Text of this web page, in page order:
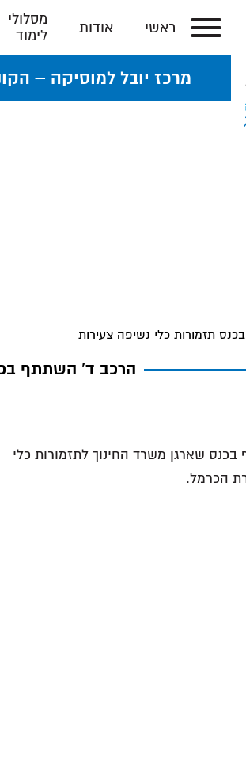
ראשי אודות
מסלולי
לימוד
מרכז יובל למוסיקה –
תזמורות כלי נשיפה צעירות
הרכב ד' השתתף
שארגן משרד החינוך לתזמורות כלי
הכרמל.